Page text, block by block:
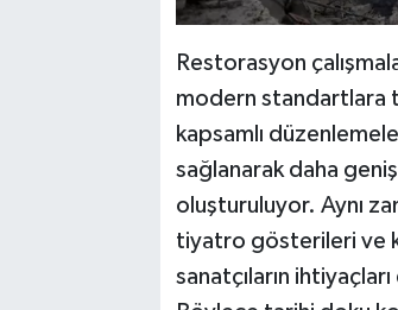
Restorasyon
modern standartlara
kapsamlı
sağlanarak daha
oluşturuluyor. Aynı
tiyatro gösterileri ve
sanatçıların